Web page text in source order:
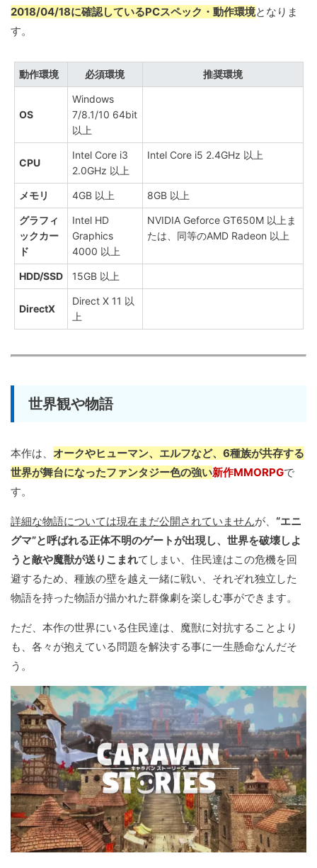
2018/04/18に確認しているPCスペック・動作環境となりま
す。
動作環境 必須環境 推奨環境
OS
Windows
7/8.1/10 64bit
以上
CPU
Intel Core i3
2.0GHz 以上
Intel Core i5 2.4GHz 以上
メモリ 4GB 以上 8GB 以上
グラフィ
ックカー
ド
Intel HD
Graphics
4000 以上
NVIDIA Geforce GT650M 以上ま
たは、同等のAMD Radeon 以上
HDD/SSD 15GB 以上
DirectX
Direct X 11 以
上
世界観や物語
本作は、 オークやヒューマン、エルフなど、6種族が共存する
世界が舞台になったファンタジー色の強い新作MMORPGで
す。
詳細な物語については現在まだ公開されていませんが、 “エニ
グマ”と呼ばれる正体不明のゲートが出現し、世界を破壊しよ
うと敵や魔獣が送りこまれてしまい、住民達はこの危機を回
避するため、種族の壁を越え一緒に戦い、それぞれ独立した
物語を持った物語が描かれた群像劇を楽しむ事ができます。
ただ、本作の世界にいる住民達は、魔獣に対抗することより
も、各々が抱えている問題を解決する事に一生懸命なんだそ
う。